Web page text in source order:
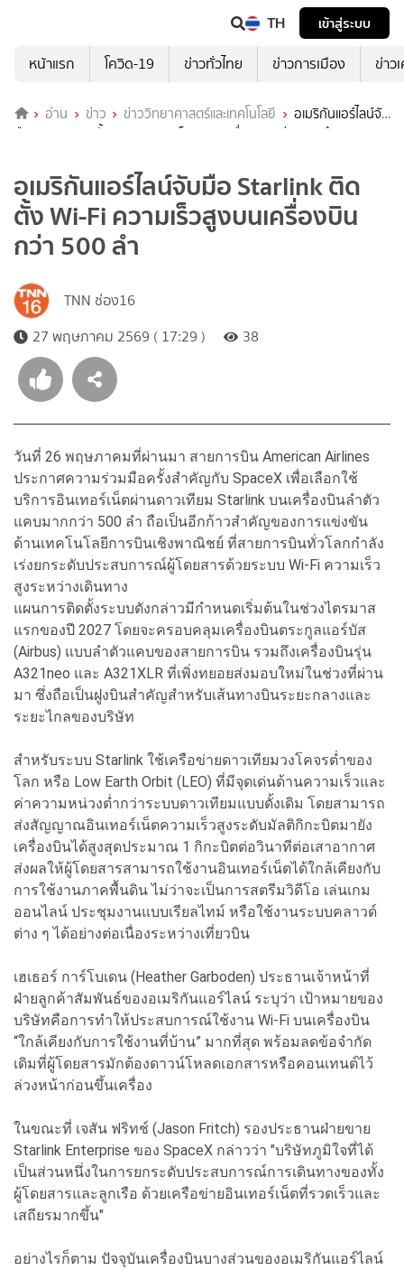
TH
เข้าสู่ระบบ
หน้าแรก
โควิด-19 ข่าวทั่วไทย ข่าวการเมือง ข่าว
อ่าน ข่าว ข่าววิทยาศาสตร์และเทคโนโลยี
อเมริกันแอร์ไลน์จับ
มือ Starlink ติดตั้ง Wi-Fi ความเร็วสูงบนเครื่องบินกว่า 500 ลำ
อเมริกันแอร์ไลน์จับมือ Starlink ติด
ตั้ง Wi-Fi ความเร็วสูงบนเครื่องบิน
กว่า 500 ลำ
TNN ช่อง16
27 พฤษภาคม 2569 ( 17:29 )
38
วันที่ 26 พฤษภาคมที่ผ่านมา สายการบิน American Airlines
ประกาศความร่วมมือครั้งสำคัญกับ SpaceX เพื่อเลือกใช้
บริการอินเทอร์เน็ตผ่านดาวเทียม Starlink บนเครื่องบินลำตัว
แคบมากกว่า 500 ลำ ถือเป็นอีกก้าวสำคัญของการแข่งขัน
ด้านเทคโนโลยีการบินเชิงพาณิชย์ ที่สายการบินทั่วโลกกำลัง
เร่งยกระดับประสบการณ์ผู้โดยสารด้วยระบบ Wi-Fi ความเร็ว
สูงระหว่างเดินทาง
แผนการติดตั้งระบบดังกล่าวมีกำหนดเริ่มต้นในช่วงไตรมาส
แรกของปี 2027 โดยจะครอบคลุมเครื่องบินตระกูลแอร์บัส
(Airbus) แบบลำตัวแคบของสายการบิน รวมถึงเครื่องบินรุ่น
A321neo และ A321XLR ที่เพิ่งทยอยส่งมอบใหม่ในช่วงที่ผ่าน
มา ซึ่งถือเป็นฝูงบินสำคัญสำหรับเส้นทางบินระยะกลางและ
ระยะไกลของบริษัท
สำหรับระบบ Starlink ใช้เครือข่ายดาวเทียมวงโคจรต่ำของ
โลก หรือ Low Earth Orbit (LEO) ที่มีจุดเด่นด้านความเร็วและ
ค่าความหน่วงต่ำกว่าระบบดาวเทียมแบบดั้งเดิม โดยสามารถ
ส่งสัญญาณอินเทอร์เน็ตความเร็วสูงระดับมัลติกิกะบิตมายัง
เครื่องบินได้สูงสุดประมาณ 1 กิกะบิตต่อวินาทีต่อเสาอากาศ
ส่งผลให้ผู้โดยสารสามารถใช้งานอินเทอร์เน็ตได้ใกล้เคียงกับ
การใช้งานภาคพื้นดิน ไม่ว่าจะเป็นการสตรีมวิดีโอ เล่นเกม
ออนไลน์ ประชุมงานแบบเรียลไทม์ หรือใช้งานระบบคลาวด์
ต่าง ๆ ได้อย่างต่อเนื่องระหว่างเที่ยวบิน
เฮเธอร์ การ์โบเดน (Heather Garboden) ประธานเจ้าหน้าที่
ฝ่ายลูกค้าสัมพันธ์ของอเมริกันแอร์ไลน์ ระบุว่า เป้าหมายของ
บริษัทคือการทำให้ประสบการณ์ใช้งาน Wi-Fi บนเครื่องบิน
“ใกล้เคียงกับการใช้งานที่บ้าน” มากที่สุด พร้อมลดข้อจำกัด
เดิมที่ผู้โดยสารมักต้องดาวน์โหลดเอกสารหรือคอนเทนต์ไว้
ล่วงหน้าก่อนขึ้นเครื่อง
ในขณะที่ เจสัน ฟริทช์ (Jason Fritch) รองประธานฝ่ายขาย
Starlink Enterprise ของ SpaceX กล่าวว่า "บริษัทภูมิใจที่ได้
เป็นส่วนหนึ่งในการยกระดับประสบการณ์การเดินทางของทั้ง
ผู้โดยสารและลูกเรือ ด้วยเครือข่ายอินเทอร์เน็ตที่รวดเร็วและ
เสถียรมากขึ้น"
อย่างไรก็ตาม ปัจจุบันเครื่องบินบางส่วนของอเมริกันแอร์ไลน์